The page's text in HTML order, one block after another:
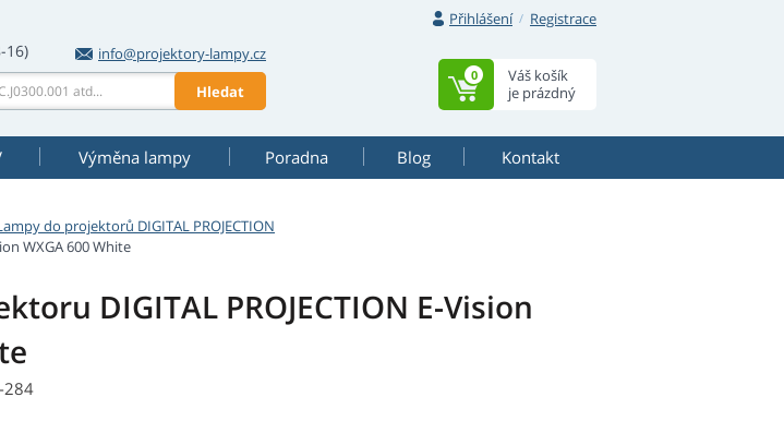
Přihlášení
Registrace
16)
info@projektory-lampy.cz
Hledat
Váš košík
je prázdný
0
Výměna lampy Poradna Blog Kontakt
do projektorů DIGITAL PROJECTION
WXGA 600 White
DIGITAL PROJECTION E-Vision
284